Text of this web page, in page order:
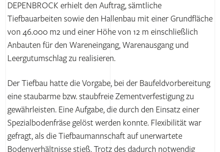
DEPENBROCK erhielt den Auftrag, sämtliche
Tiefbauarbeiten sowie den Hallenbau mit einer Grundfläche
von 46.000 m2 und einer Höhe von 12 m einschließlich
Anbauten für den Wareneingang, Warenausgang und
Leergutumschlag zu realisieren.
Der Tiefbau hatte die Vorgabe, bei der Baufeldvorbereitung
eine staubarme bzw. staubfreie Zementverfestigung zu
gewährleisten. Eine Aufgabe, die durch den Einsatz einer
Spezialbodenfräse gelöst werden konnte. Flexibilität war
gefragt, als die Tiefbaumannschaft auf unerwartete
Bodenverhältnisse stieß. Trotz des dadurch notwendig